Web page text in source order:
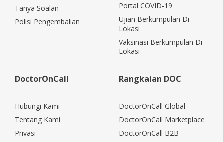
Tanya Soalan
Polisi Pengembalian
Portal COVID-19
Ujian Berkumpulan Di
Lokasi
Vaksinasi Berkumpulan Di
Lokasi
DoctorOnCall
Hubungi Kami
Tentang Kami
Privasi
Rangkaian DOC
DoctorOnCall Global
DoctorOnCall Marketplace
DoctorOnCall B2B